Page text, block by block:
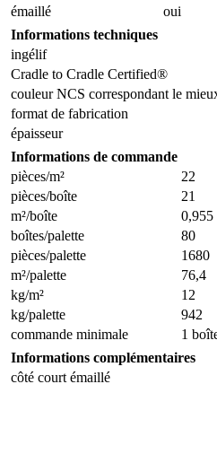
émaillé
oui
Informations techniques
ingélif
Cradle to Cradle Certified®
couleur NCS correspondant le
format de fabrication
épaisseur
Informations de commande
pièces/m²
22
pièces/boîte
21
m²/boîte
0,955
boîtes/palette
80
pièces/palette
1680
m²/palette
76,4
kg/m²
12
kg/palette
942
commande minimale
1
Informations complémentaires
côté court émaillé